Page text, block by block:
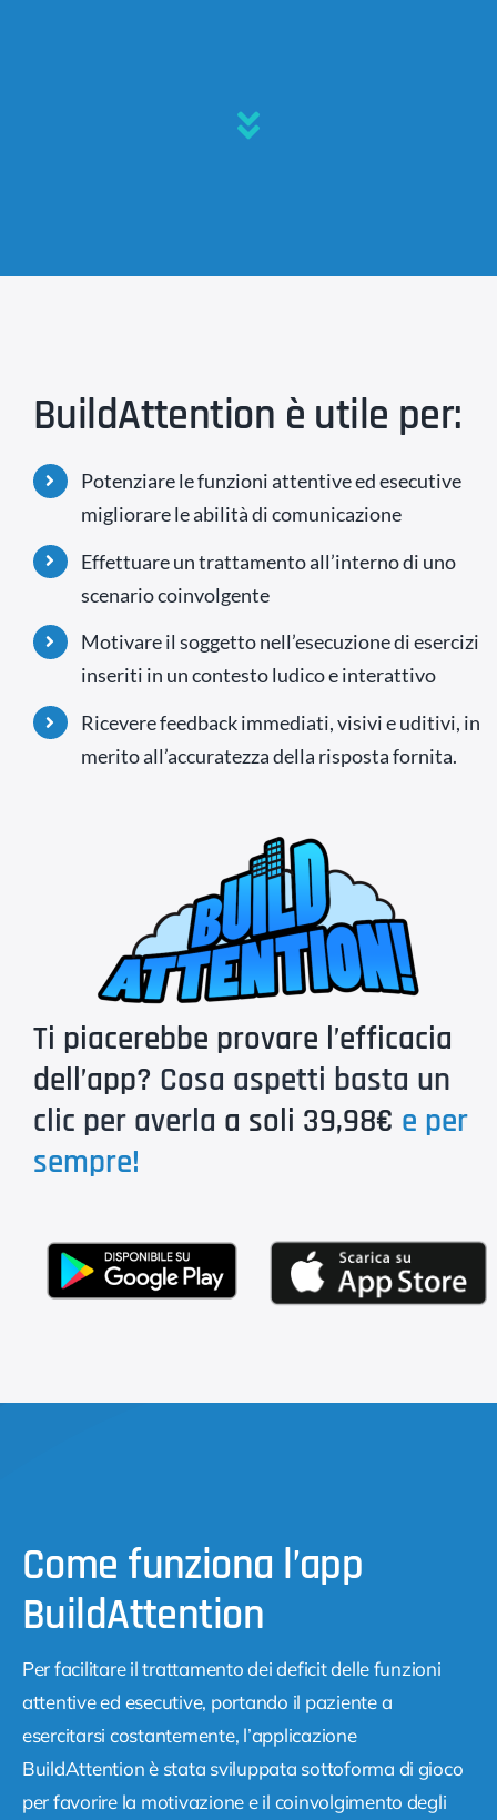
BuildAttention è utile per:
Potenziare le funzioni attentive ed esecutive
migliorare le abilità di comunicazione
Effettuare un trattamento all’interno di uno
scenario coinvolgente
Motivare il soggetto nell’esecuzione di esercizi
inseriti in un contesto ludico e interattivo
Ricevere feedback immediati, visivi e uditivi, in
merito all’accuratezza della risposta fornita.
Ti piacerebbe provare l’efficacia
dell’app? Cosa aspetti basta un
clic per averla a soli 39,98€ e per
sempre!
Come funziona l’app
BuildAttention
Per facilitare il trattamento dei deficit delle funzioni
attentive ed esecutive, portando il paziente a
esercitarsi costantemente, l’applicazione
BuildAttention è stata sviluppata sottoforma di gioco
per favorire la motivazione e il coinvolgimento degli